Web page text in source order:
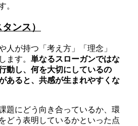
。
ンス）
人が持つ「考え方」「理念」
ます。 単なるスローガンではな
動し、何を大切にしているの
あると、共感が生まれやすくな
題にどう向き合っているか、環
どう表明しているかといった点